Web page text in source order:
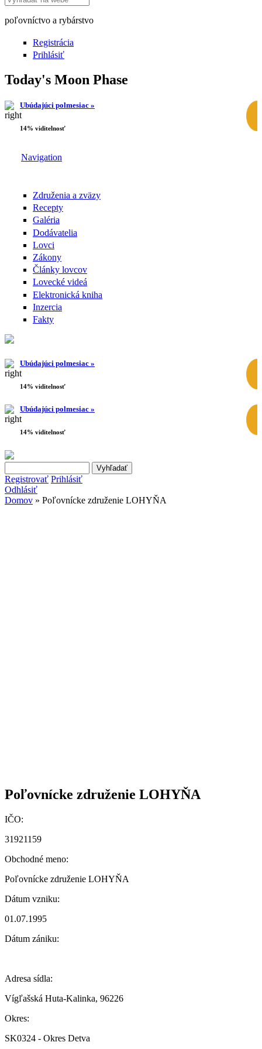
poľovníctvo a rybárstvo
Registrácia
Prihlásiť
Today's Moon Phase
Ubúdajúci polmesiac »
14% viditelnosť
Navigation
Združenia a zväzy
Recepty
Galéria
Dodávatelia
Lovci
Zákony
Články lovcov
Lovecké videá
Elektronická kniha
Inzercia
Fakty
Ubúdajúci polmesiac »
14% viditelnosť
Ubúdajúci polmesiac »
14% viditelnosť
Vyhľadávanie
Registrovať Prihlásiť
Odhlásiť
Domov » Poľovnícke združenie LOHYŇA
Poľovnícke združenie LOHYŇA
IČO:
31921159
Obchodné meno:
Poľovnícke združenie LOHYŇA
Dátum vzniku:
01.07.1995
Dátum zániku:
Adresa sídla:
Vígľašská Huta-Kalinka, 96226
Okres:
SK0324 - Okres Detva